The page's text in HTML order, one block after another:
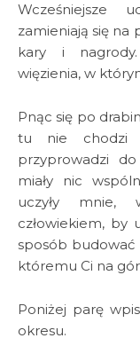
Wcześniejsze
zamieniają się na
kary i
więzienia, w
Pnąc się po
tu nie chodzi
przyprowadzi
miały nic
uczyły mnie,
człowiekiem,
sposób budować
któremu Ci na
Poniżej parę
okresu.